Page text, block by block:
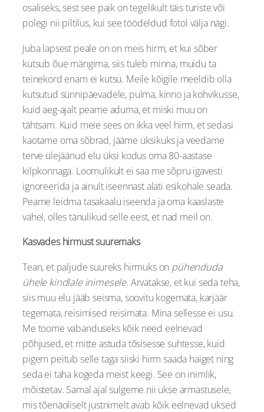
osaliseks, sest see paik on tegelikult täis turiste või
polegi nii piltilus, kui see töödeldud fotol välja nägi.
Juba lapsest peale on on meis hirm, et kui sõber
kutsub õue mängima, siis tuleb minna, muidu ta
teinekord enam ei kutsu. Meile kõigile meeldib olla
kutsutud sünnipäevadele, pulma, kinno ja kohvikusse,
kuid aeg-ajalt peame aduma, et miski muu on
tähtsam. Kuid meie sees on ikka veel hirm, et sedasi
kaotame oma sõbrad, jääme üksikuks ja veedame
terve ülejäänud elu üksi kodus oma 80-aastase
kilpkonnaga. Loomulikult ei saa me sõpru igavesti
ignoreerida ja ainult iseennast alati esikohale seada.
Peame leidma tasakaalu iseenda ja oma kaaslaste
vahel, olles tänulikud selle eest, et nad meil on.
Kasvades hirmust suuremaks
Tean, et paljude suureks hirmuks on pühenduda
ühele kindlale inimesele. Arvatakse, et kui seda teha,
siis muu elu jääb seisma, soovitu kogemata, karjäär
tegemata, reisimised reisimata. Mina sellesse ei usu.
Me toome vabanduseks kõik need eelnevad
põhjused, et mitte astuda tõsisesse suhtesse, kuid
pigem peitub selle taga siiski hirm saada haiget ning
seda ei taha kogeda meist keegi. See on inimlik,
mõistetav. Samal ajal sulgeme nii ukse armastusele,
mis tõenäoliselt justnimelt avab kõik eelnevad uksed